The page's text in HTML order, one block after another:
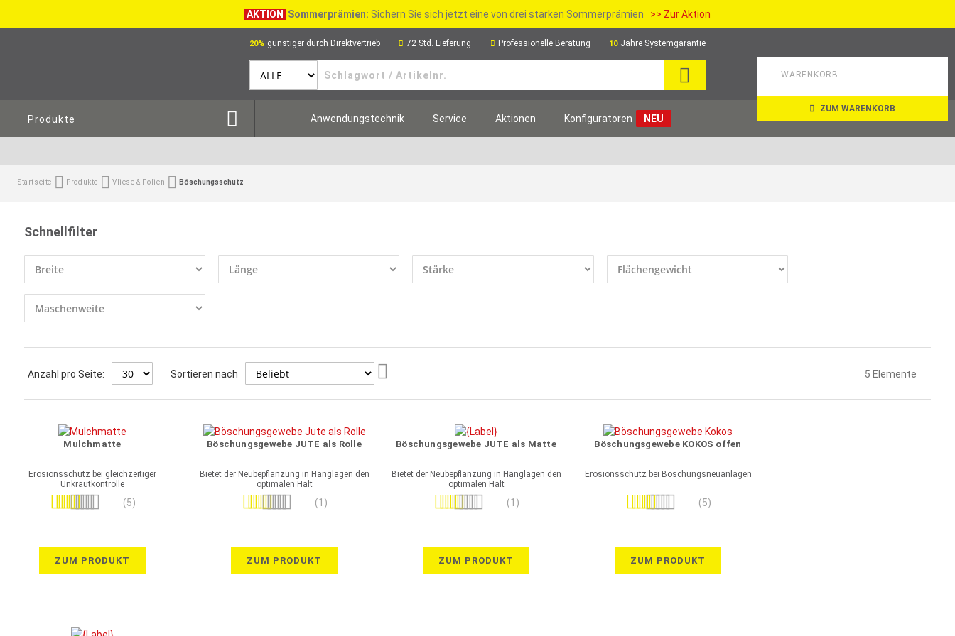
AKTION Sommerprämien: Sichern Sie sich jetzt eine von drei starken Sommerprämien >> Zur Aktion
20% günstiger durch Direktvertrieb 72 Std. Lieferung Professionelle Beratung 10 Jahre Systemgarantie
WARENKORB
ZUM WARENKORB
Produkte Anwendungstechnik Service Aktionen Konfiguratoren NEU
Startseite Produkte Vliese & Folien Böschungsschutz
Schnellfilter
Anzahl pro Seite: Sortieren nach 5 Elemente
Mulchmatte
Erosionsschutz bei gleichzeitiger
Unkrautkontrolle
Bewertung:
(5)
ZUM PRODUKT
Böschungsgewebe JUTE als Rolle
Bietet der Neubepflanzung in Hanglagen den
optimalen Halt
Bewertung:
(1)
ZUM PRODUKT
Böschungsgewebe JUTE als Matte
Bietet der Neubepflanzung in Hanglagen den
optimalen Halt
Bewertung:
(1)
ZUM PRODUKT
Böschungsgewebe KOKOS offen
Erosionsschutz bei Böschungsneuanlagen
Bewertung: (5)
ZUM PRODUKT